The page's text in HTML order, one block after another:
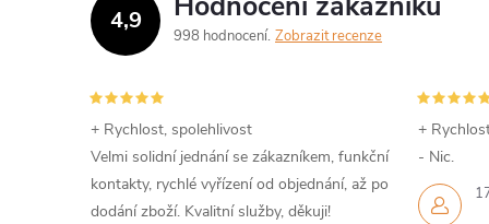
4,9
998 hodnocení Zobrazit recenze
+ Rychlost, spolehlivost
Velmi solidní jednání se zákazníkem, funkční
kontakty, rychlé vyřízení od objednání, až po
dodání zboží. Kvalitní služby, děkuji!
+
- Nic.